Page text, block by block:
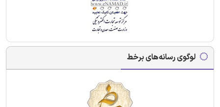
لوگوی رسانه‌های برخط